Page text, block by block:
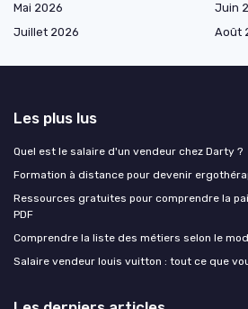
Mai 2026
Juin
Juillet 2026
Août
Les plus lus
Quel est le salaire d'un vendeur chez Darty ?
Formation à distance pour devenir
Ressources gratuites pour comprendre la
PDF
Comprendre la liste des métiers selon le
Salaire vendeur louis vuitton : tout ce que